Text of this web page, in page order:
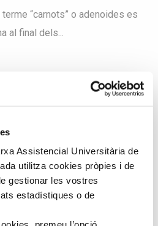
Assistencial Universitària de
utilitza cookies pròpies i de
gestionar les vostres
estadístiques o de
“carnots” o adenoides es
al final dels...